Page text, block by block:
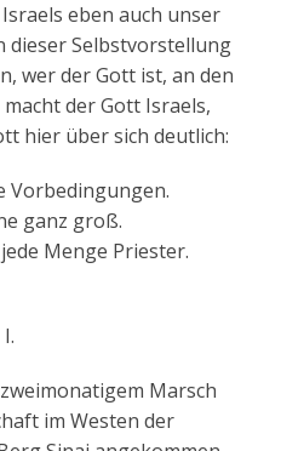
eben auch unser
dieser Selbstvorstellung
wer der Gott ist, an den
der Gott Israels,
hier über sich deutlich:
Vorbedingungen.
ganz groß.
Menge Priester.
I.
Marsch
im Westen der